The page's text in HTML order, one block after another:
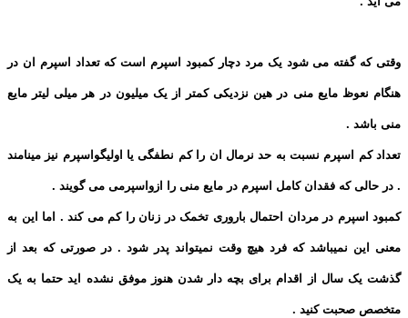
وقتی که گفته می شود یک مرد دچار کمبود اسپرم است که تعداد اسپرم ان در
هنگام نعوظ مایع منی در هین نزدیکی کمتر از یک میلیون در هر میلی لیتر مایع
منی باشد .
تعداد کم اسپرم نسبت به حد نرمال ان را کم نطفگی یا اولیگواسپرم نیز مینامند
. در حالی که فقدان کامل اسپرم در مایع منی را ازواسپرمی می گویند .
کمبود اسپرم در مردان احتمال باروری تخمک در زنان را کم می کند . اما این به
معنی این نمیباشد که فرد هیچ وقت نمیتواند پدر شود . در صورتی که بعد از
گذشت یک سال از اقدام برای بچه دار شدن هنوز موفق نشده اید حتما به یک
متخصص صحبت کنید .